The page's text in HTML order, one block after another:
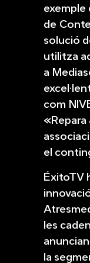
exemple
de
solució
utilitza
a
com
«Repara
el
ÉxitoTV
les
la